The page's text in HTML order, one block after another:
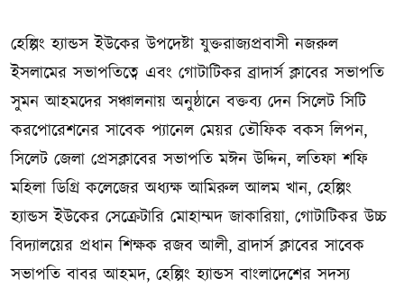
হেল্পিং হ্যান্ডস ইউকের উপদেষ্টা যুক্তরাজ্যপ্রবাসী নজরুল
ইসলামের সভাপতিত্বে এবং গোটাটিকর ব্রাদার্স ক্লাবের সভাপতি
সুমন আহমদের সঞ্চালনায় অনুষ্ঠানে বক্তব্য দেন সিলেট সিটি
করপোরেশনের সাবেক প্যানেল মেয়র তৌফিক বকস লিপন,
সিলেট জেলা প্রেসক্লাবের সভাপতি মঈন উদ্দিন, লতিফা শফি
মহিলা ডিগ্রি কলেজের অধ্যক্ষ আমিরুল আলম খান, হেল্পিং
হ্যান্ডস ইউকের সেক্রেটারি মোহাম্মদ জাকারিয়া, গোটাটিকর উচ্চ
বিদ্যালয়ের প্রধান শিক্ষক রজব আলী, ব্রাদার্স ক্লাবের সাবেক
সভাপতি বাবর আহমদ, হেল্পিং হ্যান্ডস বাংলাদেশের সদস্য